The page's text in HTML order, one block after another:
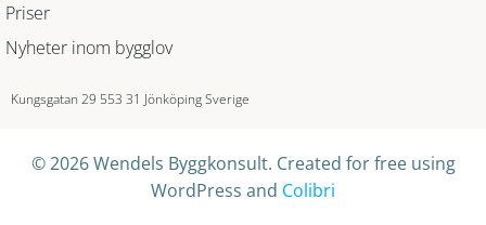
Priser
Nyheter inom bygglov
Kungsgatan 29 553 31 Jönköping Sverige
© 2026 Wendels Byggkonsult. Created for free using
WordPress and Colibri